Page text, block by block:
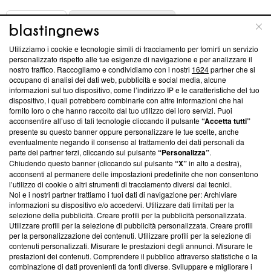
ABOUT
Questa sezione offre informazioni trasparenti su Blasting
News, sui nostri processi editoriali e su come ci impegniamo a
creare news di qualità. Inoltre, afferma la nostra aderenza a
‘Trust Project - News with Integrity’Blasting News non è
ancora membro del programma, ma ha richiesto di farne
parte; Trust Project non ha ancora effettuato una verifica di
conformità agli standard.
Su di noi
Team editoriale
Corporate
Redazione
Informativa Privacy
Cookie Policy
Utilizziamo i cookie e tecnologie simili di tracciamento per fornirti un servizio
personalizzato rispetto alle tue esigenze di navigazione e per analizzare il
nostro traffico. Raccogliamo e condividiamo con i nostri 1624partner che si
occupano di analisi dei dati web, pubblicità e social media, alcune
informazioni sul tuo dispositivo, come l’indirizzo IP e le caratteristiche del tuo
dispositivo, i quali potrebbero combinarle con altre informazioni che hai
fornito loro o che hanno raccolto dal tuo utilizzo dei loro servizi. Puoi
acconsentire all’uso di tali tecnologie cliccando il pulsante“Accetta tutti”
presente su questo banner oppure personalizzare le tue scelte, anche
eventualmente negando il consenso al trattamento dei dati personali da
parte dei partner terzi, cliccando sul pulsante“Personalizza”.
Chiudendo questo banner (cliccando sul pulsante“X”in alto a destra),
acconsenti al permanere delle impostazioni predefinite che non consentono
l’utilizzo di cookie o altri strumenti di tracciamento diversi dai tecnici.
Noi e i nostri partner trattiamo i tuoi dati di navigazione per: Archiviare
informazioni su dispositivo e/o accedervi. Utilizzare dati limitati per la
selezione della pubblicità. Creare profili per la pubblicità personalizzata.
Utilizzare profili per la selezione di pubblicità personalizzata. Creare profili
per la personalizzazione dei contenuti. Utilizzare profili per la selezione di
contenuti personalizzati. Misurare le prestazioni degli annunci. Misurare le
prestazioni dei contenuti. Comprendere il pubblico attraverso statistiche o la
combinazione di dati provenienti da fonti diverse. Sviluppare e migliorare i